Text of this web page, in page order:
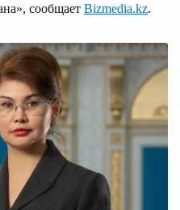
сообщает Bizmedia.kz.